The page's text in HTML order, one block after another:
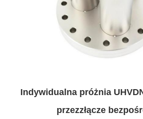
Indywidualna próżnia
przezzłącze